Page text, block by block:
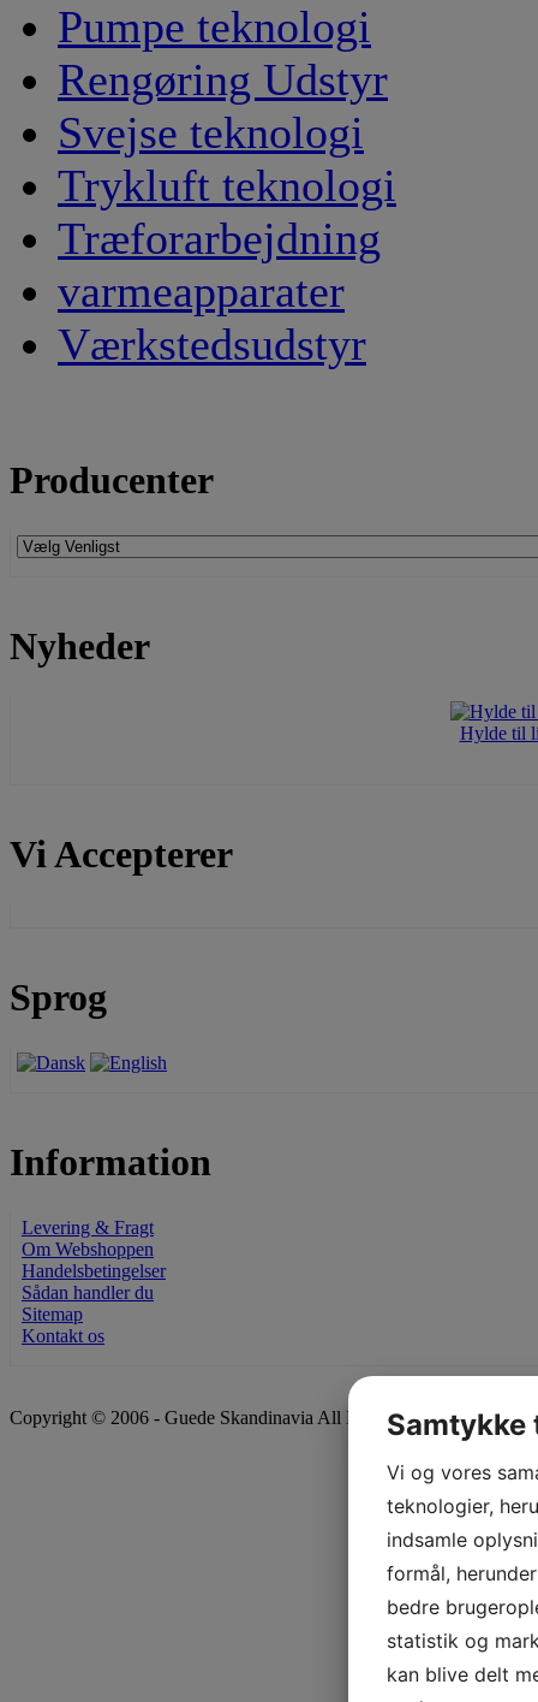
Pumpe teknologi
Rengøring Udstyr
Svejse teknologi
Trykluft teknologi
Træforarbejdning
varmeapparater
Værkstedsudstyr
Producenter
Nyheder
Hylde til
Vi Accepterer
Sprog
Information
Levering & Fragt
Om Webshoppen
Handelsbetingelser
Sådan handler du
Sitemap
Kontakt os
Copyright © 2006 - Guede Skandinavia All Rights Reserved. Alle
Vi og vores
teknologier,
indsamle
formål,
bedre
statistik og
kan blive delt